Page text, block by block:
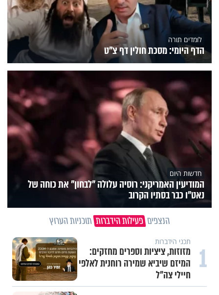
לומדים תורה
הדף היומי: מסכת חולין דף צ"ט
חדשות היום
המודיעין האמריקני: רוסיה עלולה "לבחון" את כוחה של
נאט"ו כבר בסתיו הקרוב
הנצפים פעילות הידברות תוכניות הערוץ
1 תכני הידברות
מזוזות, ציציות וספרים מחזקים:
המיזם שיביא שמירה רוחנית לאלפי
חיילי צה"ל